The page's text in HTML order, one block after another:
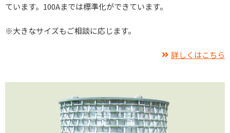
ています。100Aまでは標準化ができています。
※大きなサイズもご相談に応じます。
詳しくはこちら